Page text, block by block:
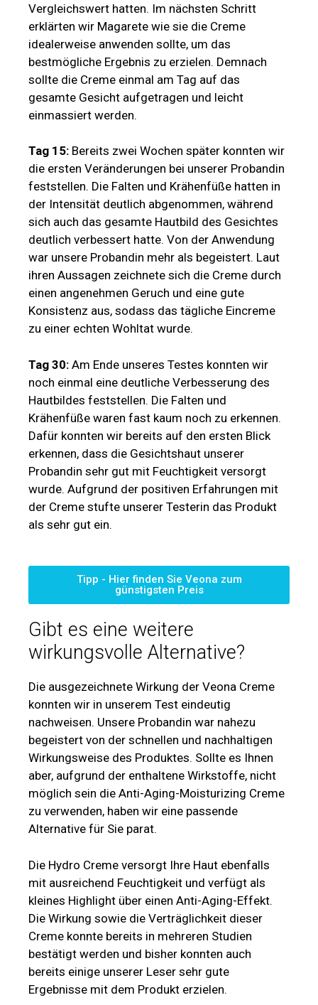
Vergleichswert hatten. Im nächsten Schritt
erklärten wir Magarete wie sie die Creme
idealerweise anwenden sollte, um das
bestmögliche Ergebnis zu erzielen. Demnach
sollte die Creme einmal am Tag auf das
gesamte Gesicht aufgetragen und leicht
einmassiert werden.
Tag 15: Bereits zwei Wochen später konnten wir
die ersten Veränderungen bei unserer Probandin
feststellen. Die Falten und Krähenfüße hatten in
der Intensität deutlich abgenommen, während
sich auch das gesamte Hautbild des Gesichtes
deutlich verbessert hatte. Von der Anwendung
war unsere Probandin mehr als begeistert. Laut
ihren Aussagen zeichnete sich die Creme durch
einen angenehmen Geruch und eine gute
Konsistenz aus, sodass das tägliche Eincreme
zu einer echten Wohltat wurde.
Tag 30: Am Ende unseres Testes konnten wir
noch einmal eine deutliche Verbesserung des
Hautbildes feststellen. Die Falten und
Krähenfüße waren fast kaum noch zu erkennen.
Dafür konnten wir bereits auf den ersten Blick
erkennen, dass die Gesichtshaut unserer
Probandin sehr gut mit Feuchtigkeit versorgt
wurde. Aufgrund der positiven Erfahrungen mit
der Creme stufte unserer Testerin das Produkt
als sehr gut ein.
Tipp - Hier finden Sie Veona zum
günstigsten Preis
Gibt es eine weitere
wirkungsvolle Alternative?
Die ausgezeichnete Wirkung der Veona Creme
konnten wir in unserem Test eindeutig
nachweisen. Unsere Probandin war nahezu
begeistert von der schnellen und nachhaltigen
Wirkungsweise des Produktes. Sollte es Ihnen
aber, aufgrund der enthaltene Wirkstoffe, nicht
möglich sein die Anti-Aging-Moisturizing Creme
zu verwenden, haben wir eine passende
Alternative für Sie parat.
Die Hydro Creme versorgt Ihre Haut ebenfalls
mit ausreichend Feuchtigkeit und verfügt als
kleines Highlight über einen Anti-Aging-Effekt.
Die Wirkung sowie die Verträglichkeit dieser
Creme konnte bereits in mehreren Studien
bestätigt werden und bisher konnten auch
bereits einige unserer Leser sehr gute
Ergebnisse mit dem Produkt erzielen.